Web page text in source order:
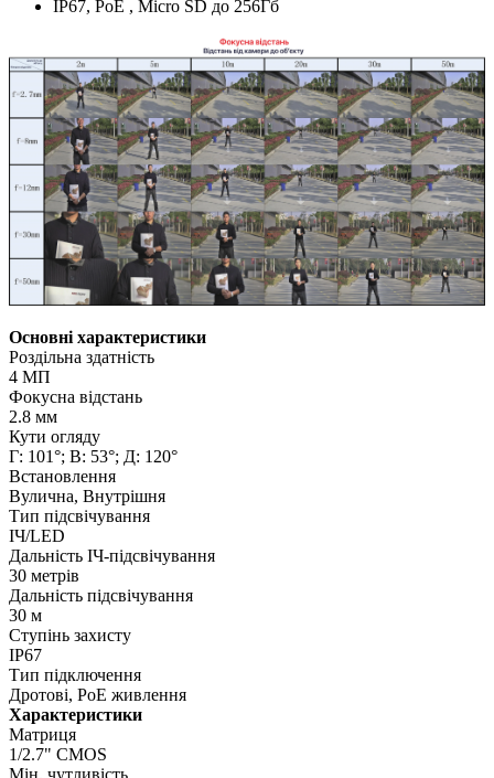
IP67, PoE , Micro SD до 256Гб
Основні характеристики
Роздільна здатність
4 МП
Фокусна відстань
2.8 мм
Кути огляду
Г: 101°; В: 53°; Д: 120°
Встановлення
Вулична, Внутрішня
Тип підсвічування
ІЧ/LED
Дальність ІЧ-підсвічування
30 метрів
Дальність підсвічування
30 м
Ступінь захисту
IP67
Тип підключення
Дротові, PoE живлення
Характеристики
Матриця
1/2.7" CMOS
Мін. чутливість